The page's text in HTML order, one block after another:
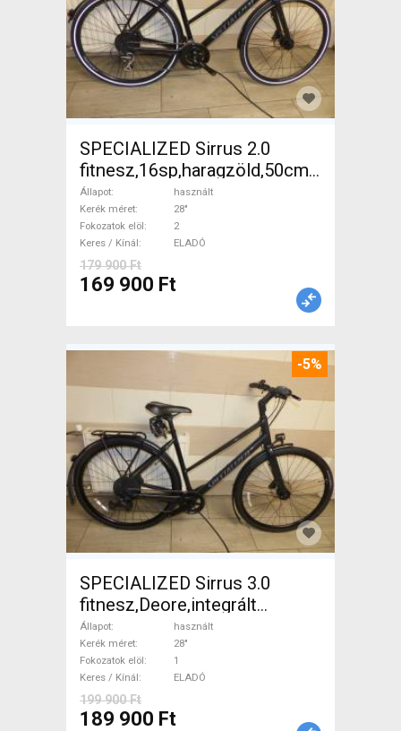
SPECIALIZED Sirrus 2.0
fitnesz,16sp,haragzöld,50cm,újszerű
Trekking/cross tárcsafék
használt ELADÓ
Állapot
használt
Kerék méret
28"
Fokozatok elöl
2
Keres / Kínál
ELADÓ
179 900 Ft
169 900 Ft
-5%
SPECIALIZED Sirrus 3.0
fitnesz,Deore,integrált
hajtás,11sp Trekking/cross
tárcsafék használt ELADÓ
Állapot
használt
Kerék méret
28"
Fokozatok elöl
1
Keres / Kínál
ELADÓ
199 900 Ft
189 900 Ft